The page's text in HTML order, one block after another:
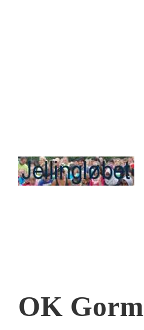
OK